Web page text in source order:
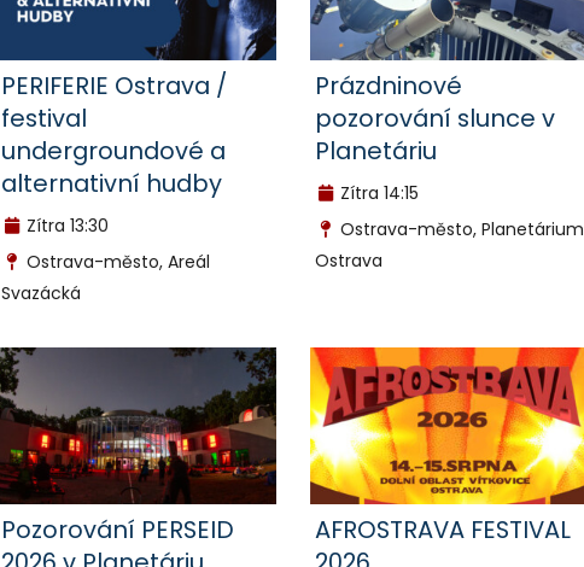
PERIFERIE Ostrava /
festival
undergroundové a
alternativní hudby
Zítra 13:30
Ostrava-město, Areál
Svazácká
Prázdninové
pozorování slunce v
Planetáriu
Zítra 14:15
Ostrava-město, Planetárium
Ostrava
Pozorování PERSEID
AFROSTRAVA FESTIVAL